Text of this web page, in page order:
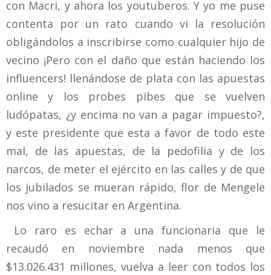
con Macri, y ahora los youtuberos. Y yo me puse
contenta por un rato cuando vi la resolución
obligándolos a inscribirse como cualquier hijo de
vecino ¡Pero con el daño que están haciendo los
influencers! llenándose de plata con las apuestas
online y los probes pibes que se vuelven
ludópatas, ¿y encima no van a pagar impuesto?,
y este presidente que esta a favor de todo este
mal, de las apuestas, de la pedofilia y de los
narcos, de meter el ejército en las calles y de que
los jubilados se mueran rápido, flor de Mengele
nos vino a resucitar en Argentina.
Lo raro es echar a una funcionaria que le
recaudó en noviembre nada menos que
$13.026.431 millones, vuelva a leer con todos los